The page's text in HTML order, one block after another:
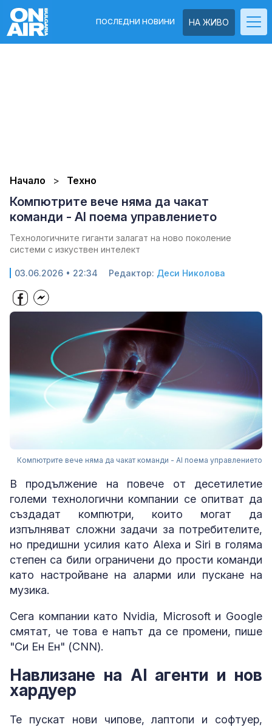
НА ЖИВО
ПОСЛЕДНИ НОВИНИ
Начало Техно
Компютрите вече няма да чакат
команди - AI поема управлението
Технологичните гиганти залагат на ново поколение
системи с изкуствен интелект
03.06.2026 • 22:34 Редактор: Деси Николова
Компютрите вече няма да чакат команди - AI поема управлението
В продължение на повече от десетилетие
големи технологични компании се опитват да
създадат компютри, които могат да
изпълняват сложни задачи за потребителите,
но предишни усилия като Alexa и Siri в голяма
степен са били ограничени до прости команди
като настройване на аларми или пускане на
музика.
Сега компании като Nvidia, Microsoft и Google
смятат, че това е напът да се промени, пише
"Си Ен Ен" (CNN).
Навлизане на AI агенти и нов
хардуер
Те пускат нови чипове, лаптопи и софтуер,